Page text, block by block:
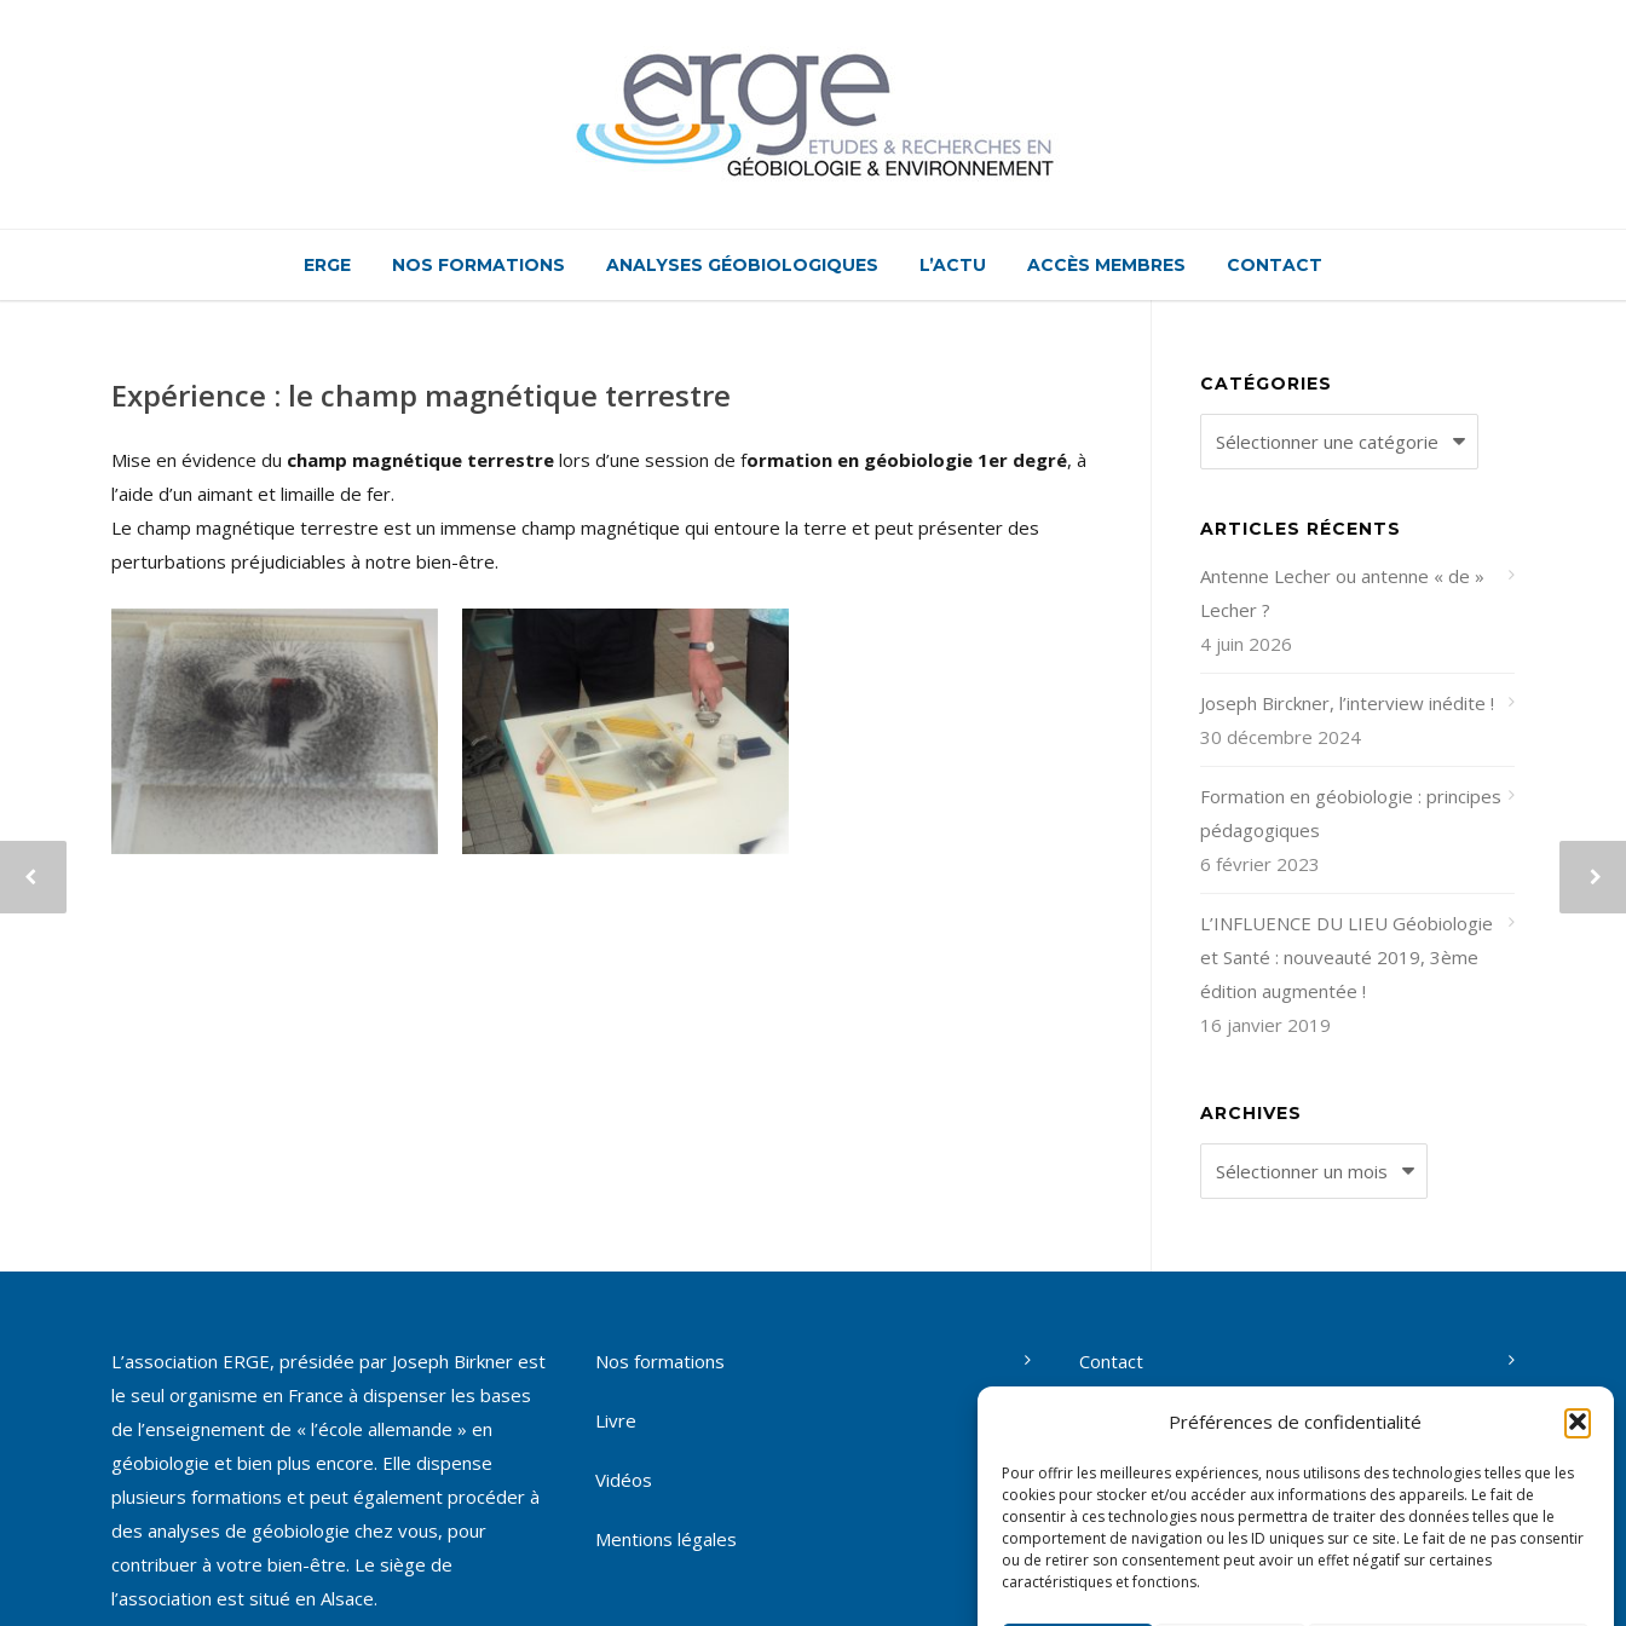
Préférences de confidentialité
Pour offrir les meilleures expériences, nous utilisons des technologies telles que les
cookies pour stocker et/ou accéder aux informations des appareils. Le fait de
consentir à ces technologies nous permettra de traiter des données telles que le
comportement de navigation ou les ID uniques sur ce site. Le fait de ne pas consentir
ou de retirer son consentement peut avoir un effet négatif sur certaines
caractéristiques et fonctions.
ERGE NOS FORMATIONS ANALYSES GÉOBIOLOGIQUES L’ACTU ACCÈS MEMBRES CONTACT
Expérience : le champ magnétique terrestre
Mise en évidence du champ magnétique terrestre lors d’une session de formation en géobiologie 1er degré, à
l’aide d’un aimant et limaille de fer.
Le champ magnétique terrestre est un immense champ magnétique qui entoure la terre et peut présenter des
perturbations préjudiciables à notre bien-être.
CATÉGORIES
Catégories
ARTICLES RÉCENTS
Antenne Lecher ou antenne « de »
Lecher ?
4 juin 2026
Joseph Birckner, l’interview inédite !
30 décembre 2024
Formation en géobiologie : principes
pédagogiques
6 février 2023
L’INFLUENCE DU LIEU Géobiologie
et Santé : nouveauté 2019, 3ème
édition augmentée !
16 janvier 2019
ARCHIVES
Archives
L’association ERGE, présidée par Joseph Birkner est
le seul organisme en France à dispenser les bases
de l’enseignement de « l’école allemande » en
géobiologie et bien plus encore. Elle dispense
plusieurs formations et peut également procéder à
des analyses de géobiologie chez vous, pour
contribuer à votre bien-être. Le siège de
l’association est situé en Alsace.
Nos formations
Livre
Vidéos
Mentions légales
Contact
L’association
Accès membres
Politique de confidentialité